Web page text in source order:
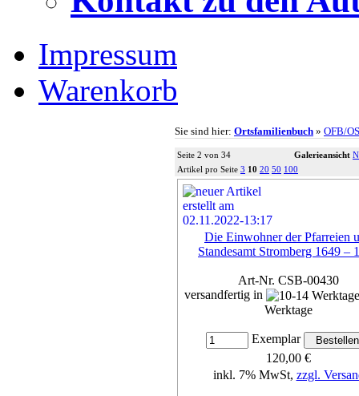
Impressum
Warenkorb
Sie sind hier: Ortsfamilienbuch » OFB/
Seite 2 von 34 Galerieansicht
Artikel pro Seite 3 10 20 50 100
Die Einwohner der Pfarreien
Standesamt Stromberg 1649 –
Art-Nr. CSB-00430
versandfertig in
Werktage
Exemplar
120,00 €
inkl. 7% MwSt, zzgl.